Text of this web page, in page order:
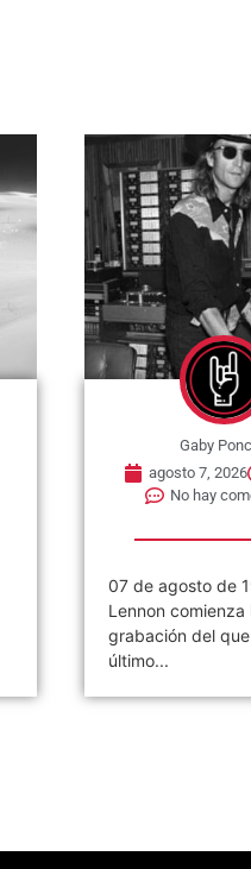
Gaby
agosto 7, 2026
No hay
07 de agosto de
Lennon comienza
grabación del
último...